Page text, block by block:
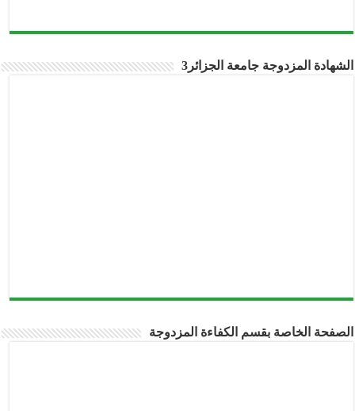
المزدوجة جامعة الجزائر3
الخاصة بقسم الكفاءة المزدوجة